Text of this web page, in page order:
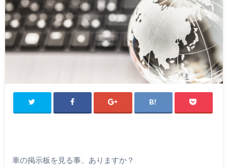
車の掲示板を見る事、ありますか？